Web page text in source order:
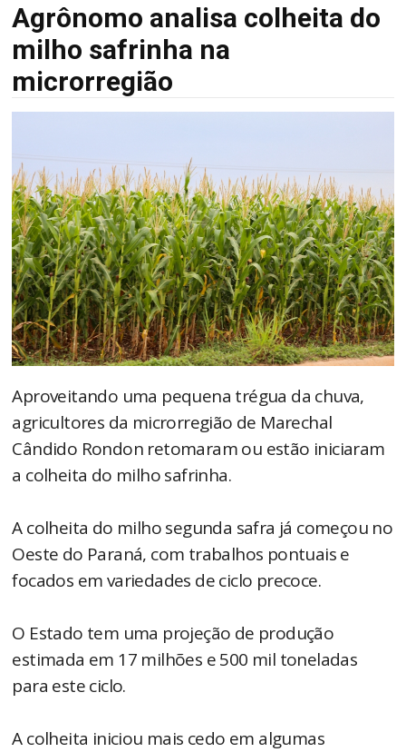
Agrônomo analisa colheita do
milho safrinha na
microrregião
Aproveitando uma pequena trégua da chuva,
agricultores da microrregião de Marechal
Cândido Rondon retomaram ou estão iniciaram
a colheita do milho safrinha.
A colheita do milho segunda safra já começou no
Oeste do Paraná, com trabalhos pontuais e
focados em variedades de ciclo precoce.
O Estado tem uma projeção de produção
estimada em 17 milhões e 500 mil toneladas
para este ciclo.
A colheita iniciou mais cedo em algumas